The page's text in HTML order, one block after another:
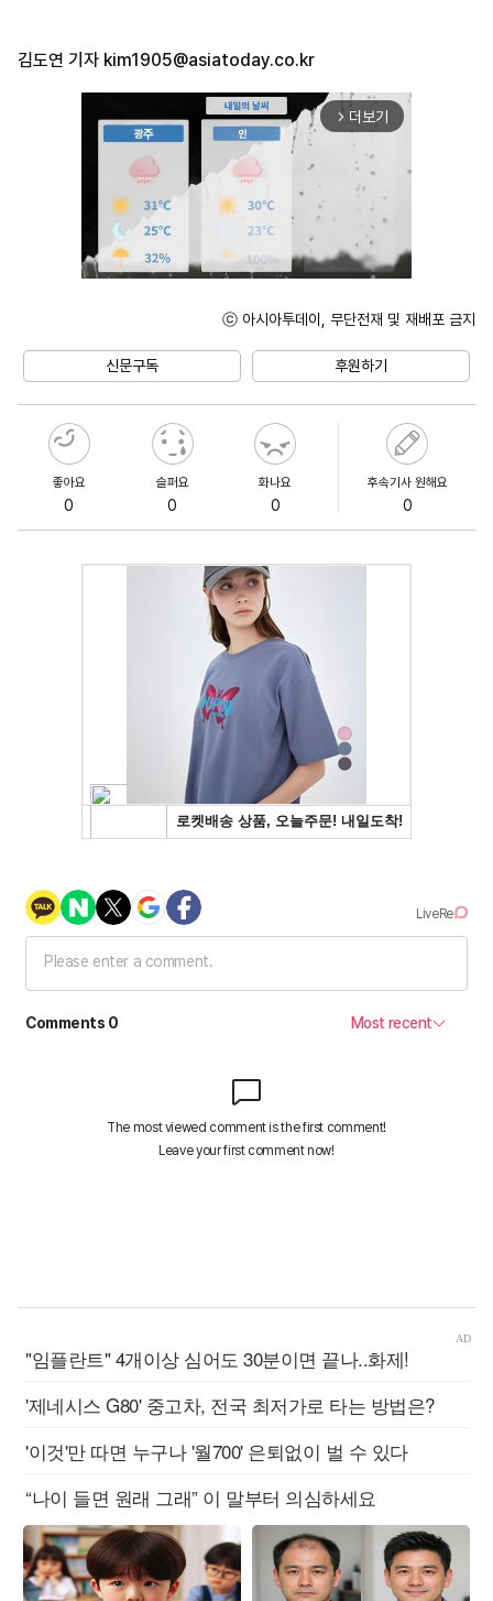
김도연 기자 kim1905@asiatoday.co.kr
arrow_forward_ios 더보기
ⓒ 아시아투데이, 무단전재 및 재배포 금지
신문구독 후원하기
좋아요
0
슬퍼요
0
화나요
0
후속기사 원해요
0